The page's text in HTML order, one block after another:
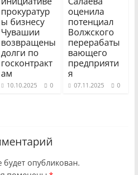
прокуратур
ы бизнесу
Чувашии
возвращены
долги по
госконтракт
ам
10.10.2025 0
оценила
потенциал
Волжского
перерабаты
вающего
предприяти
я
07.11.2025 0
опубликован.